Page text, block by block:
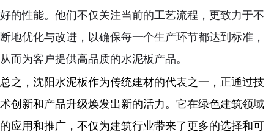
好的性能。他们不仅关注当前的工艺流程，更致力于不
断地优化与改进，以确保每一个生产环节都达到标准，
从而为客户提供高品质的水泥板产品。
总之，沈阳水泥板作为传统建材的代表之一，正通过技
术创新和产品升级焕发出新的活力。它在绿色建筑领域
的应用和推广，不仅为建筑行业带来了更多的选择和可